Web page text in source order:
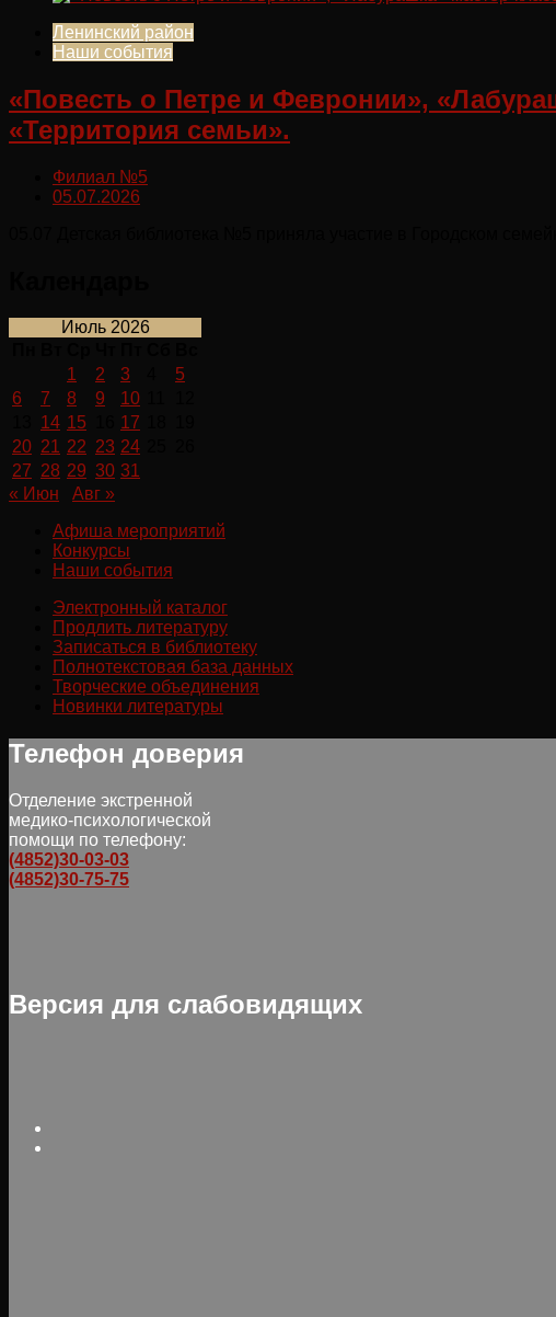
Ленинский район
Наши события
«Повесть о Петре и Февронии»,
«Территория семьи».
Филиал №5
05.07.2026
Июль 2026
1
2 3
5
6
7 8 9 10
14 15 17
20 21 22 23 24
27 28 29 30 31
« Июн
Авг »
Афиша мероприятий
Конкурсы
Наши события
Электронный каталог
Продлить литературу
Записаться в библиотеку
Полнотекстовая база данных
Творческие объединения
Новинки литературы
Телефон доверия
Отделение экстренной
медико-психологической
помощи по телефону:
(4852)30-03-03
(4852)30-75-75
Версия для слабовидящих